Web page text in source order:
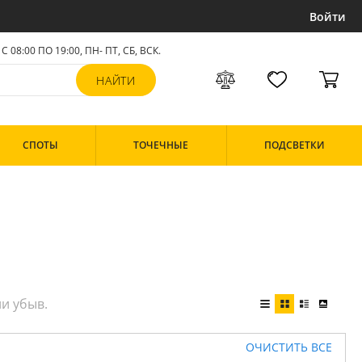
Войти
С 08:00 ПО 19:00, ПН- ПТ, СБ, ВСК.
СПОТЫ ТОЧЕЧНЫЕ ПОДСВЕТКИ
ОЧИСТИТЬ ВСЕ